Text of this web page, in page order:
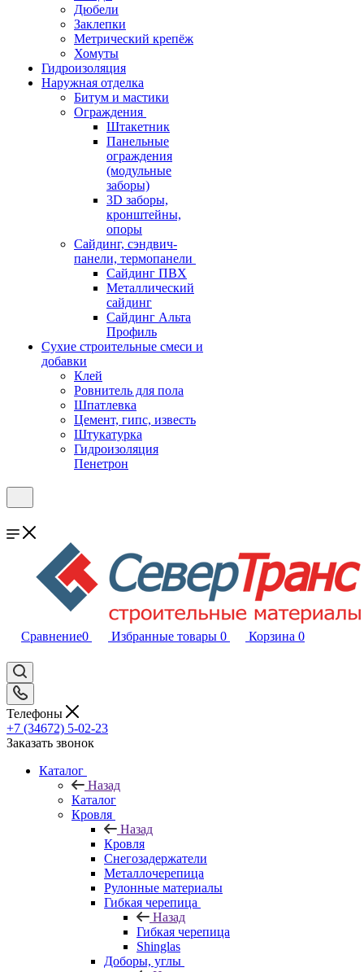
Дюбели
Заклепки
Метрический крепёж
Хомуты
Гидроизоляция
Наружная отделка
Битум и мастики
Ограждения
Штакетник
Панельные
ограждения
(модульные
заборы)
3D заборы,
кронштейны,
опоры
Cайдинг, сэндвич-
панели, термопанели
Сайдинг ПВХ
Металлический
сайдинг
Сайдинг Альта
Профиль
Сухие строительные смеси и
добавки
Клей
Ровнитель для пола
Шпатлевка
Цемент, гипс, известь
Штукатурка
Гидроизоляция
Пенетрон
Сравнение0 Избранные товары 0 Корзина 0
Телефоны
+7 (34672) 5-02-23
Заказать звонок
Каталог
Назад
Каталог
Кровля
Назад
Кровля
Снегозадержатели
Металлочерепица
Рулонные материалы
Гибкая черепица
Назад
Гибкая черепица
Shinglas
Доборы, углы